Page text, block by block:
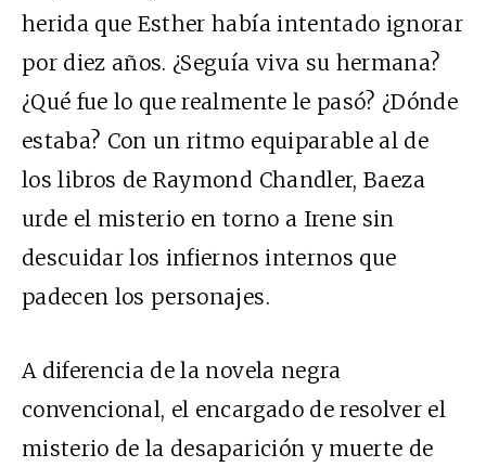
herida que Esther había intentado ignorar
por diez años. ¿Seguía viva su hermana?
¿Qué fue lo que realmente le pasó? ¿Dónde
estaba? Con un ritmo equiparable al de
los libros de Raymond Chandler, Baeza
urde el misterio en torno a Irene sin
descuidar los infiernos internos que
padecen los personajes.
A diferencia de la novela negra
convencional, el encargado de resolver el
misterio de la desaparición y muerte de